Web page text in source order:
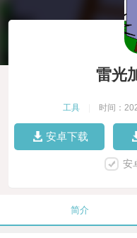
雷光
工具 时间：
安卓下载
安
简介